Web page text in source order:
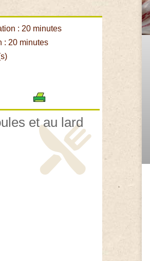
: 20 minutes
: 20 minutes
et au lard